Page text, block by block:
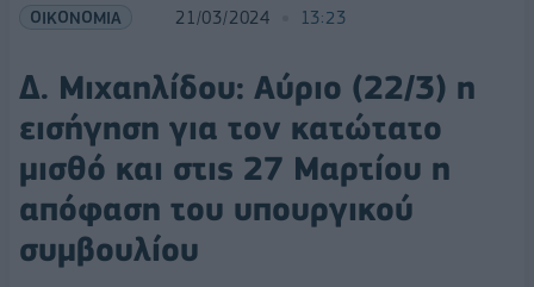
ΟΙΚΟΝΟΜΙΑ 21/03/2024 13:23
Δ. Μιχαηλίδου: Αύριο (22/3) η
εισήγηση για τον κατώτατο
μισθό και στις 27 Μαρτίου η
απόφαση του υπουργικού
συμβουλίου